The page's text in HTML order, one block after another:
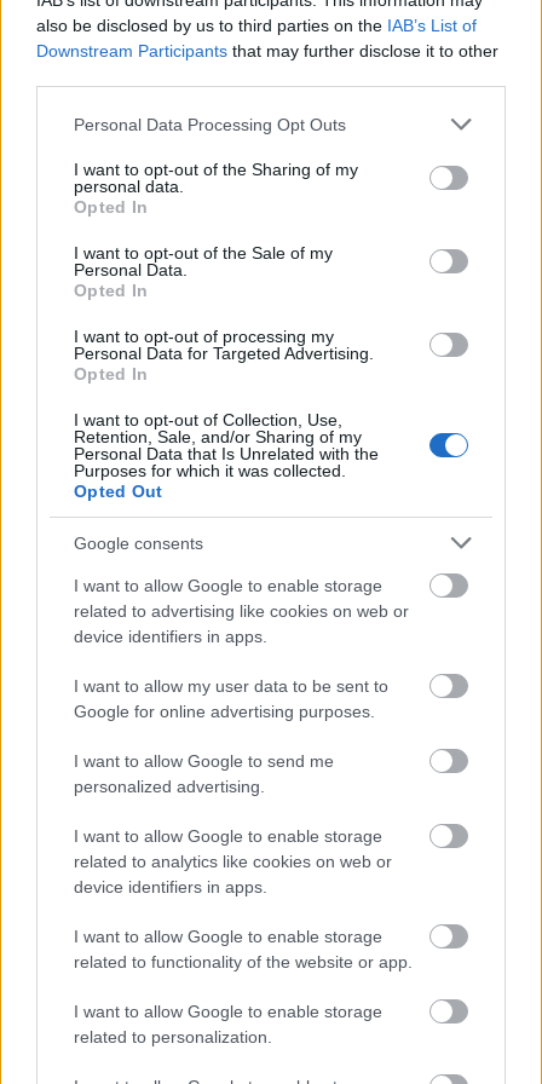
also be disclosed by us to third parties on the IAB’s List of
Downstream Participants that may further disclose it to other
Please note that this website/app uses one or more Google
not limited to your visit or usage behaviour. You may click to
grant or deny consent to Google and its third-party tags to
use your data for below specified purposes in below Google
consent section.
Personal Data Processing Opt Outs
I want to opt-out of the Sharing of my
personal data.
Opted In
I want to opt-out of the Sale of my
Personal Data.
Opted In
I want to opt-out of processing my
Personal Data for Targeted Advertising.
Opted In
I want to opt-out of Collection, Use,
Retention, Sale, and/or Sharing of my
Personal Data that Is Unrelated with the
Purposes for which it was collected.
Opted Out
Google consents
I want to allow Google to enable storage
related to advertising like cookies on web or
device identifiers in apps.
I want to allow my user data to be sent to
Google for online advertising purposes.
I want to allow Google to send me
personalized advertising.
I want to allow Google to enable storage
related to analytics like cookies on web or
device identifiers in apps.
I want to allow Google to enable storage
related to functionality of the website or app.
I want to allow Google to enable storage
related to personalization.
lehetne okolni. Ennyi a minimum a lehetőségek
széles tárházából. Mindenesetre döntően az ún.
fényében anemzetközi nukleáris eseményskálán
(INES) 3., 4. vagy 5. fokozatába fogják sorolni, attól
milyen mennyiségű radioaktivitás szabadul ki a
környezetbe. A jelen információk alapján (pl.
hogy a baleseti besorolást (legalább 4. fokozat) nem
kerülheti el az erőmű, azaz jó eséllyel válhat az
eseménnyé.
A fentiek fényében nagyon érdekesek a különböző
nemzetközi szervezetek szóvivőinek állásfoglalásai. A
bagatellizáló, japán atomenergiaipart mentegető,
sőt, nem egy esetben dicsőítő nyilatkozatok igen
különlegesen hatnak, miközben alapvető rendszerek
egyszerűen csődöt mondtak az atomerőműben. Nem
becsülném le természetesen a japán atomenergia-
hangsúlyozom, nagyon fontos, hogy a földrengés
mérete ellenére is jól működött az automatikus
nem sérült. Ezzel együtt is, itt most valami nagyon
elromlott, és csak remélni lehet, hogy sikerül
megtalálni emberéletet, környezetet a lehető
legkevésbé veszélyeztető megoldást.
Mik lehetnek a következmények? A reaktor, ahogy
haladunk előre az időben, egyre jobb eséllyel válhat
alkalmatlanná a további üzemeltetésre. itt
emlékeztetnék a világ legnagyobb, csaknem 8000
MW beépített kapacitással rendelkező, szintén
japán,Kashiwazaki-Kariwa erőmű
esetére. Az erőmű
2007-ben szenvedett sérüléseket egy, a mostaninál